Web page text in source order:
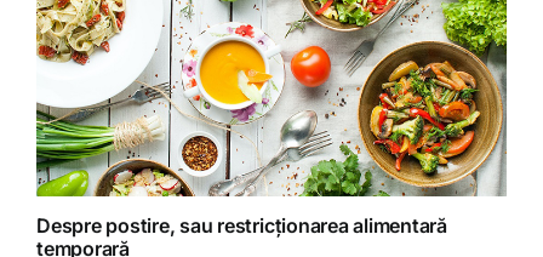
Retete fructariene
Retete preparate
Retete Raw (nepreparate termic)
Despre postire, sau restricționarea alimentară
temporară